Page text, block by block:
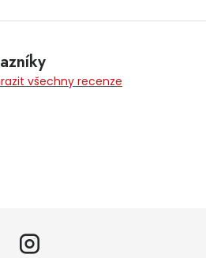
všechny recenze